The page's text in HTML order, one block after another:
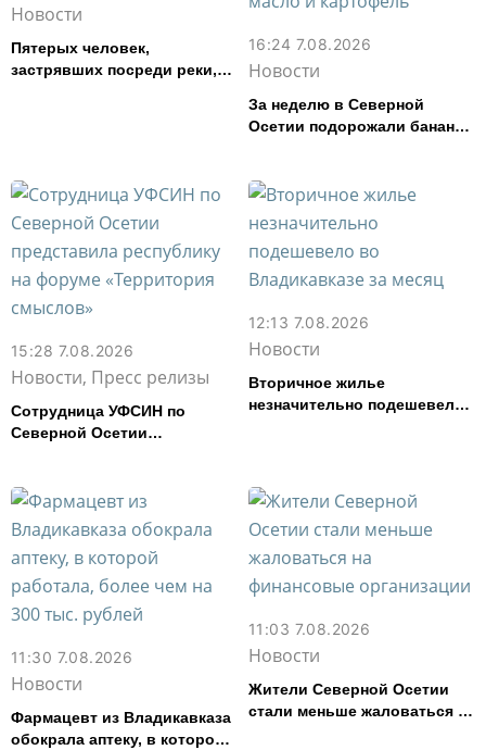
Новости
Пятерых человек,
застрявших посреди реки,
16:24 7.08.2026
Новости
За неделю в Северной
Осетии подорожали бананы
картофель
15:28 7.08.2026
Новости, Пресс релизы
Сотрудница УФСИН по
Северной Осетии
смыслов»
12:13 7.08.2026
Новости
Вторичное жилье
незначительно подешевело
11:30 7.08.2026
Новости
Фармацевт из Владикавказа
обокрала аптеку, в которой
11:03 7.08.2026
Новости
Жители Северной Осетии
стали меньше жаловаться на